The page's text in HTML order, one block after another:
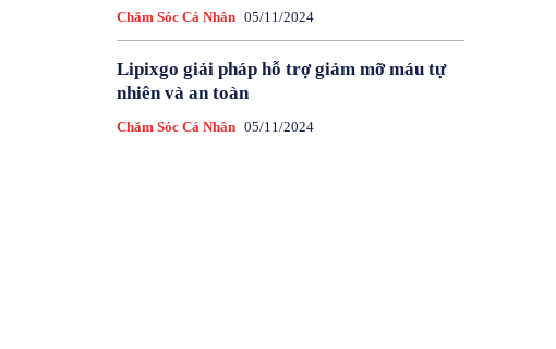
Chăm Sóc Cá Nhân 05/11/2024
Lipixgo giải pháp hỗ trợ giảm mỡ máu tự
nhiên và an toàn
Chăm Sóc Cá Nhân 05/11/2024